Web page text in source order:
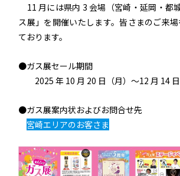
11 月には県内 3 会場（宮崎・延岡・都
ス展」を開催いたします。皆さまのご来
ております。
●ガス展セール期間
2025 年 10 月 20 日（月）～12 月 14 日
●ガス展案内状およびお問合せ先
宮崎エリアのお客さま